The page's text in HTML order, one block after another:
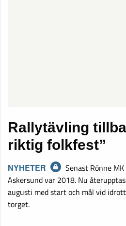
Rallytävling
riktig folkfest”
NYHETER
Senast Rönne
Askersund var 2018. Nu
augusti med start och mål vid
torget.